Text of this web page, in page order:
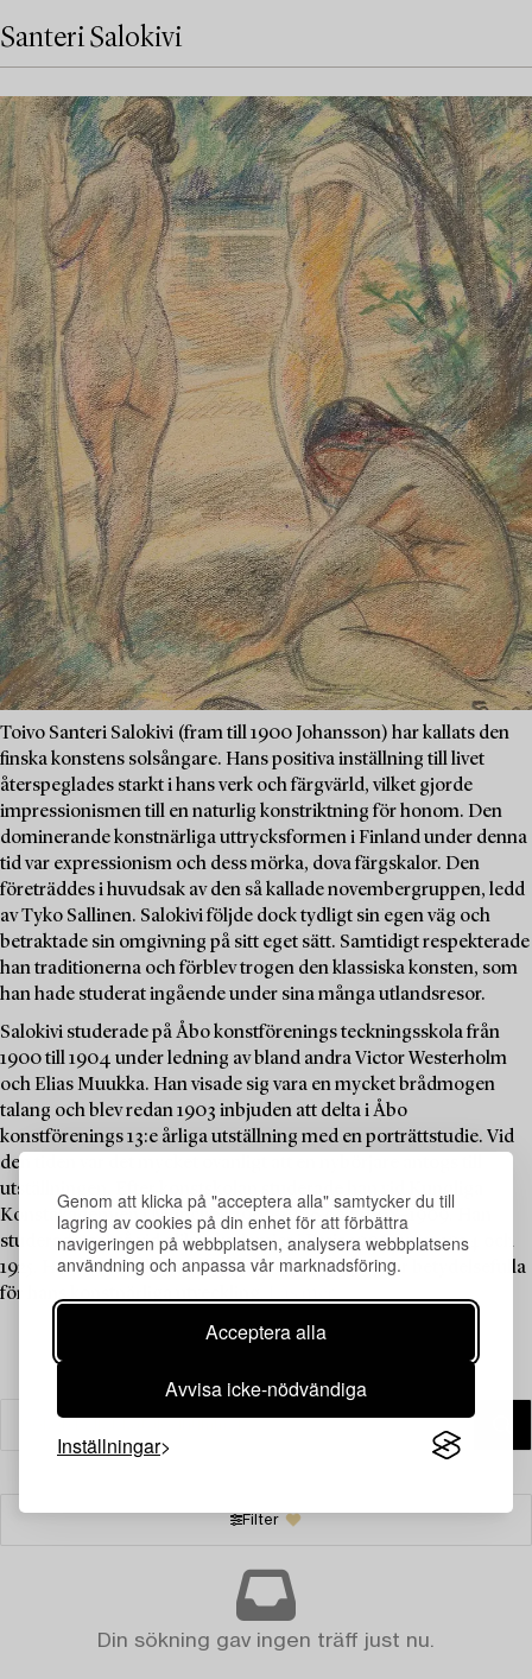
Genom att klicka på "acceptera alla" samtycker du till
lagring av cookies på din enhet för att förbättra
navigeringen på webbplatsen, analysera webbplatsens
användning och anpassa vår marknadsföring.
Acceptera alla
Avvisa icke-nödvändiga
Inställningar
Santeri Salokivi
Toivo Santeri Salokivi (fram till 1900 Johansson) har kallats den
finska konstens solsångare. Hans positiva inställning till livet
återspeglades starkt i hans verk och färgvärld, vilket gjorde
impressionismen till en naturlig konstriktning för honom. Den
dominerande konstnärliga uttrycksformen i Finland under denna
tid var expressionism och dess mörka, dova färgskalor. Den
företräddes i huvudsak av den så kallade novembergruppen, ledd
av Tyko Sallinen. Salokivi följde dock tydligt sin egen väg och
betraktade sin omgivning på sitt eget sätt. Samtidigt respekterade
han traditionerna och förblev trogen den klassiska konsten, som
han hade studerat ingående under sina många utlandsresor.
Salokivi studerade på Åbo konstförenings teckningsskola från
1900 till 1904 under ledning av bland andra Victor Westerholm
och Elias Muukka. Han visade sig vara en mycket brådmogen
talang och blev redan 1903 inbjuden att delta i Åbo
konstförenings 13:e årliga utställning med en porträttstudie. Vid
den tiden var det mycket ovanligt att en nybörjare antogs till
utställningen. Efter konstskolan studerade han vid Kungliga
Konstakademien i München 1905–1906 och 1908–1909. Han
studerade också vid olika akademier i Paris 1906, 1912, 1924 och
1925. Hans resor till Venedig 1911 och Rom 1914 var betydelsefulla
för hans konstnärliga utveckling.
Filter
Din sökning gav ingen träff just nu.